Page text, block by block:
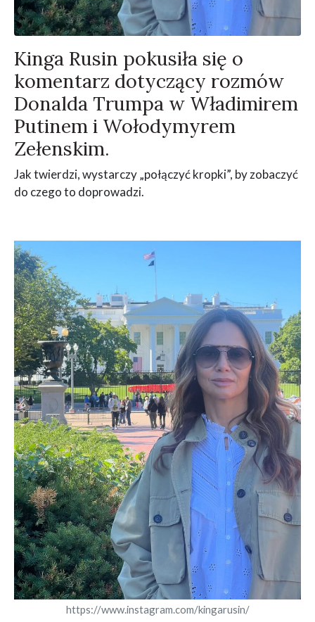
Kinga Rusin pokusiła się o
komentarz dotyczący rozmów
Donalda Trumpa w Władimirem
Putinem i Wołodymyrem
Zełenskim.
Jak twierdzi, wystarczy „połączyć kropki”, by zobaczyć
do czego to doprowadzi.
https://www.instagram.com/kingarusin/